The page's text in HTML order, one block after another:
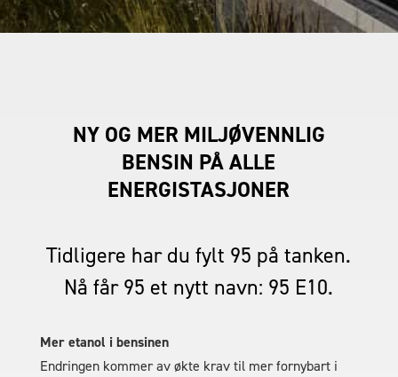
NY OG MER MILJØVENNLIG
BENSIN PÅ ALLE
ENERGISTASJONER
Tidligere har du fylt 95 på tanken.
Nå får 95 et nytt navn: 95 E10.
Mer etanol i bensinen
Endringen kommer av økte krav til mer fornybart i